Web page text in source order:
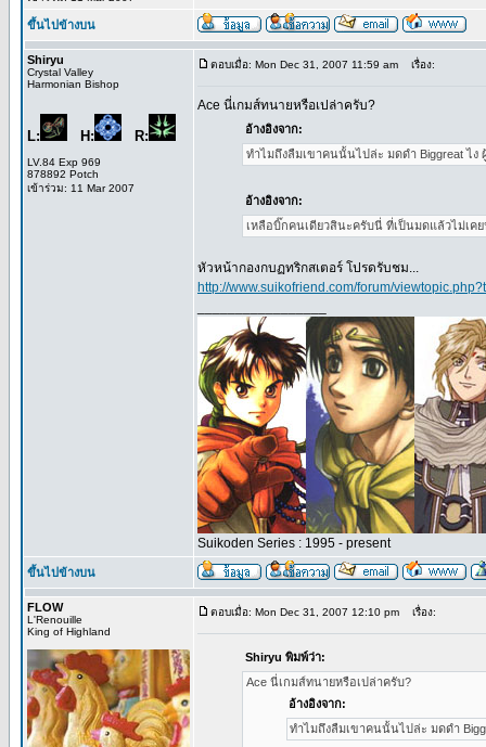
ขึ้นไปข้างบน
Shiryu
Crystal Valley
Harmonian Bishop
L: H: R:
LV.84 Exp 969
878892 Potch
เข้าร่วม: 11 Mar 2007
ตอบเมื่อ: Mon Dec 31, 2007 11:59 am เรื่อง:
Ace นี่เกมส์ทนายหรือเปล่าครับ?
อ้างอิงจาก:
ทำไมถึงลืมเขาคนนั้นไปล่ะ มดดำ Biggreat ไง
อ้างอิงจาก:
เหลือบิ๊กคนเดียวสินะครับนี่ ที่เป็นมดแล้วไม่เค
หัวหน้ากองกบฏทริกสเตอร์ โปรดรับชม...
http://www.suikofriend.com/forum/
Suikoden Series : 1995 - present
ขึ้นไปข้างบน
FLOW
L'Renouille
King of Highland
ตอบเมื่อ: Mon Dec 31, 2007 12:10 pm เรื่อง:
Shiryu พิมพ์ว่า:
Ace นี่เกมส์ทนายหรือเปล่าครับ?
อ้างอิงจาก:
ทำไมถึงลืมเขาคนนั้นไปล่ะ มดดำ